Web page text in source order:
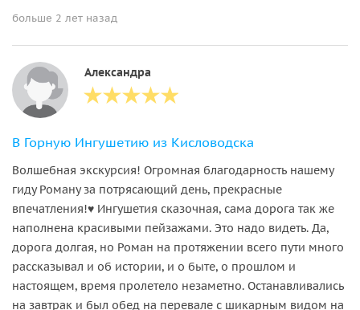
больше 2 лет назад
Александра
В Горную Ингушетию из Кисловодска
Волшебная экскурсия! Огромная благодарность нашему
гиду Роману за потрясающий день, прекрасные
впечатления!♥ Ингушетия сказочная, сама дорога так же
наполнена красивыми пейзажами. Это надо видеть. Да,
дорога долгая, но Роман на протяжении всего пути много
рассказывал и об истории, и о быте, о прошлом и
настоящем, время пролетело незаметно. Останавливались
на завтрак и был обед на перевале с шикарным видом на